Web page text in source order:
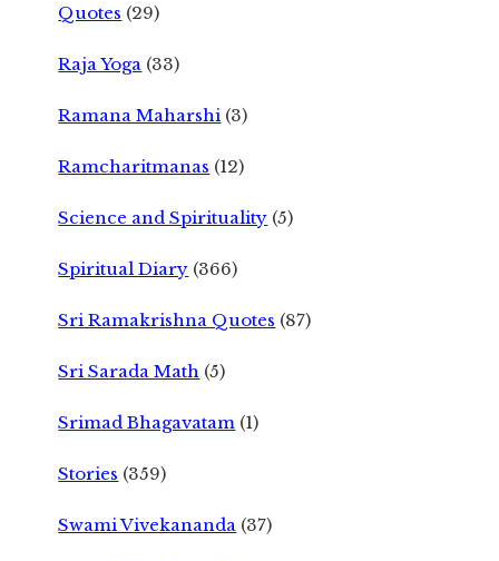
Quotes (29)
Raja Yoga (33)
Ramana Maharshi (3)
Ramcharitmanas (12)
Science and Spirituality (5)
Spiritual Diary (366)
Sri Ramakrishna Quotes (87)
Sri Sarada Math (5)
Srimad Bhagavatam (1)
Stories (359)
Swami Vivekananda (37)